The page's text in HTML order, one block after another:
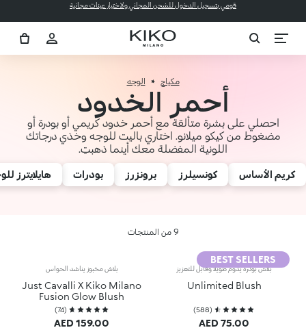
قومي بتسجيل الدخول للشحن المجاني ولاختيار عينات مجانية
مكياج الوجه
أحمر الخدود
احصلي على بشرة متألقة مع أحمر خدود كريمي أو بودرة أو
مضغوط من كيكو ميلانو. اختاري باليت للوجه وخذي درجاتك
اللونية المفضلة معك أينما ذهبتِ.
كريم الأساس كونسيلرز برونزرز بودرات هايلايترز
9 من المنتجات
BEST SELLERS
بلاش بودرة يدوم طويلاً وقابل للتعزيز
Unlimited Blush
(
588
)
AED 75.00
بلاش مخبوز يناشد الحواس
Just Cavalli X Kiko Milano
Fusion Glow Blush
(
74
)
AED 159.00